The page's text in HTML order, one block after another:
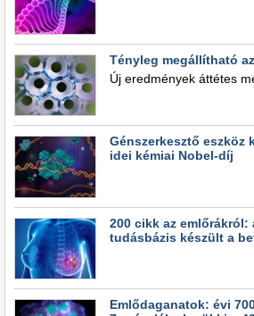
Tényleg megállítható
Új eredmények áttétes
Génszerkesztő eszköz
idei kémiai Nobel-díj
200 cikk az
tudásbázis készült a
Emlődaganatok: évi